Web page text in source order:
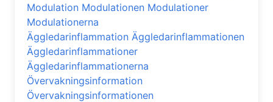
Modulation Modulationen Modulationer
Modulationerna
Äggledarinflammation Äggledarinflammationen
Äggledarinflammationer
Äggledarinflammationerna
Övervakningsinformation
Övervakningsinformationen